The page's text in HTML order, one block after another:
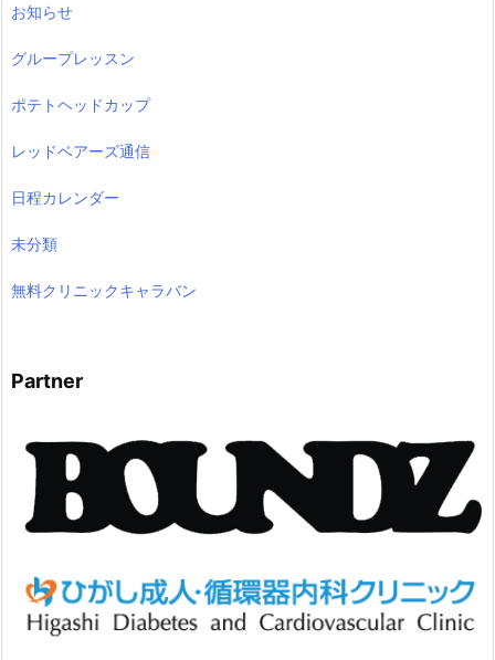
お知らせ
グループレッスン
ポテトヘッドカップ
レッドベアーズ通信
日程カレンダー
未分類
無料クリニックキャラバン
Partner